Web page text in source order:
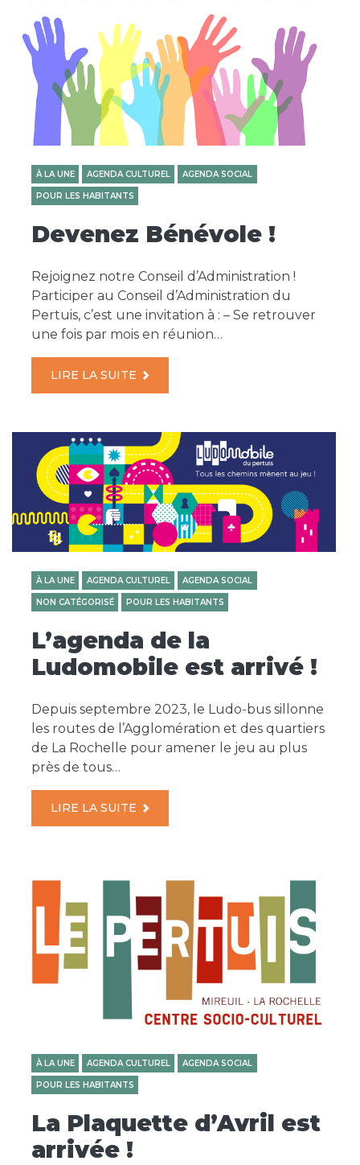
À LA UNE AGENDA CULTUREL AGENDA SOCIAL
POUR LES HABITANTS
Devenez Bénévole !
Rejoignez notre Conseil d’Administration !
Participer au Conseil d’Administration du
Pertuis, c’est une invitation à : – Se retrouver
une fois par mois en réunion…
LIRE LA SUITE
À LA UNE AGENDA CULTUREL AGENDA SOCIAL
NON CATÉGORISÉ POUR LES HABITANTS
L’agenda de la
Ludomobile est arrivé !
Depuis septembre 2023, le Ludo-bus sillonne
les routes de l’Agglomération et des quartiers
de La Rochelle pour amener le jeu au plus
près de tous…
LIRE LA SUITE
À LA UNE AGENDA CULTUREL AGENDA SOCIAL
POUR LES HABITANTS
La Plaquette d’Avril est
arrivée !